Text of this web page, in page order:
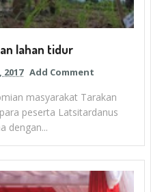
lahan tidur
2017 Add Comment
masyarakat Tarakan
peserta Latsitardanus
dengan...